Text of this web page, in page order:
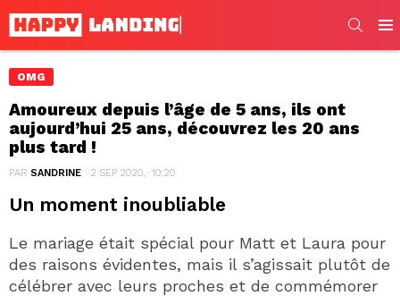
OMG
Amoureux depuis l’âge de 5 ans, ils ont
aujourd’hui 25 ans, découvrez les 20 ans
plus tard !
PAR SANDRINE 2 SEP 2020, · 10:20
Un moment inoubliable
Le mariage était spécial pour Matt et Laura pour
des raisons évidentes, mais il s’agissait plutôt de
célébrer avec leurs proches et de commémorer